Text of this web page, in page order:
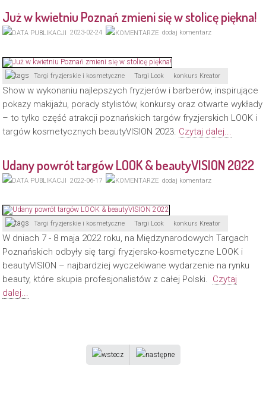
Już w kwietniu Poznań zmieni się w stolicę piękna!
2023-02-24 dodaj komentarz
Targi fryzjerskie i kosmetyczne Targi Look konkurs Kreator
Show w wykonaniu najlepszych fryzjerów i barberów, inspirujące
pokazy makijażu, porady stylistów, konkursy oraz otwarte wykłady
– to tylko część atrakcji poznańskich targów fryzjerskich LOOK i
targów kosmetycznych beautyVISION 2023. Czytaj dalej...
Udany powrót targów LOOK & beautyVISION 2022
2022-06-17 dodaj komentarz
Targi fryzjerskie i kosmetyczne Targi Look konkurs Kreator
W dniach 7 - 8 maja 2022 roku, na Międzynarodowych Targach
Poznańskich odbyły się targi fryzjersko-kosmetyczne LOOK i
beautyVISION – najbardziej wyczekiwane wydarzenie na rynku
beauty, które skupia profesjonalistów z całej Polski. Czytaj
dalej...